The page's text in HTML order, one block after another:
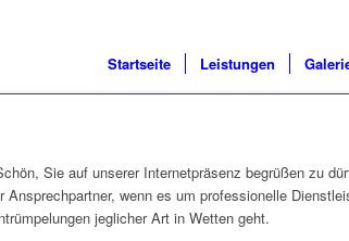
Startseite Leistungen
Sie auf unserer Internetpräsenz begrüßen zu
Ansprechpartner, wenn es um professionelle
jeglicher Art in Wetten geht.